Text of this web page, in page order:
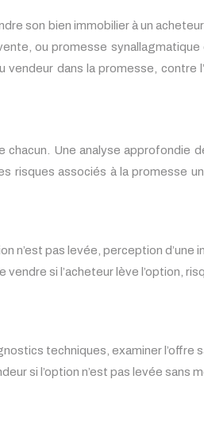
son bien immobilier à un
ou promesse
dans la promesse,
Une analyse approfondie
associés à la promesse
n’est pas levée, perception d’une
si l’acheteur lève l’option,
techniques, examiner l’offre
si l’option n’est pas levée sans